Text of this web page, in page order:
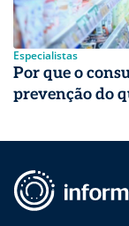
Especialistas
Por que o
prevenção do